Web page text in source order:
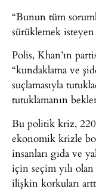
“Bunun tüm
sürüklemek
Polis, Khan’ın
“kundaklama ve
suçlamasıyla
tutuklamanın
Bu politik kriz,
ekonomik krizle
insanları gıda ve
için seçim yılı
ilişkin korkuları